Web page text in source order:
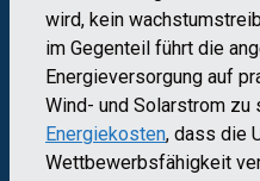
wird, kein
im Gegenteil führt die
Energieversorgung auf
Wind- und Solarstrom zu
Energiekosten, dass die
Wettbewerbsfähigkeit